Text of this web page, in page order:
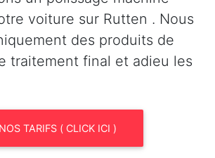
voiture sur Rutten . Nous
des produits de
traitement final et adieu les
NOS TARIFS ( CLICK ICI )